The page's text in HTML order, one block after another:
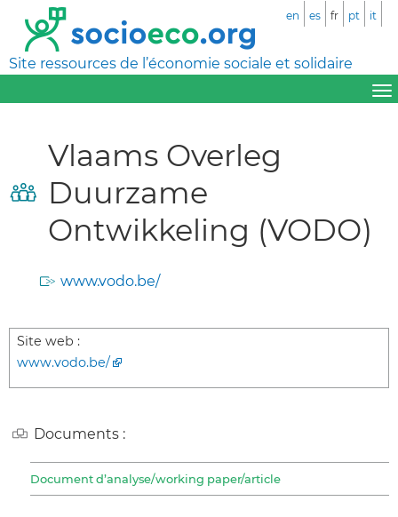
Site ressources de l’économie sociale et solidaire
en es fr pt it
Vlaams Overleg
Duurzame
Ontwikkeling (VODO)
www.vodo.be/
Site web :
www.vodo.be/
Documents :
Document d’analyse/working paper/article